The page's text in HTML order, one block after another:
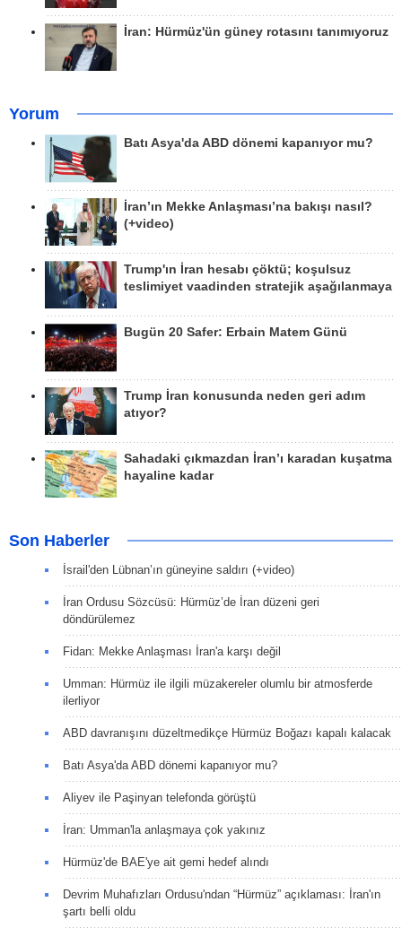
İran: Hürmüz'ün güney rotasını tanımıyoruz
Yorum
Batı Asya'da ABD dönemi kapanıyor mu?
İran’ın Mekke Anlaşması’na bakışı nasıl?
(+video)
Trump'ın İran hesabı çöktü; koşulsuz
teslimiyet vaadinden stratejik aşağılanmaya
Bugün 20 Safer: Erbain Matem Günü
Trump İran konusunda neden geri adım
atıyor?
Sahadaki çıkmazdan İran’ı karadan kuşatma
hayaline kadar
Son Haberler
İsrail'den Lübnan’ın güneyine saldırı (+video)
İran Ordusu Sözcüsü: Hürmüz’de İran düzeni geri
döndürülemez
Fidan: Mekke Anlaşması İran'a karşı değil
Umman: Hürmüz ile ilgili müzakereler olumlu bir atmosferde
ilerliyor
ABD davranışını düzeltmedikçe Hürmüz Boğazı kapalı kalacak
Batı Asya'da ABD dönemi kapanıyor mu?
Aliyev ile Paşinyan telefonda görüştü
İran: Umman'la anlaşmaya çok yakınız
Hürmüz'de BAE'ye ait gemi hedef alındı
Devrim Muhafızları Ordusu'ndan “Hürmüz” açıklaması: İran'ın
şartı belli oldu